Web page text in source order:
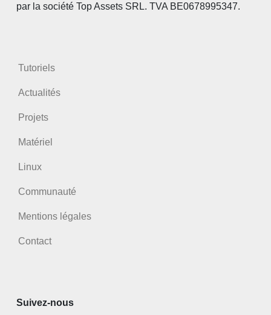
par la société Top Assets SRL. TVA BE0678995347.
Tutoriels
Actualités
Projets
Matériel
Linux
Communauté
Mentions légales
Contact
Suivez-nous